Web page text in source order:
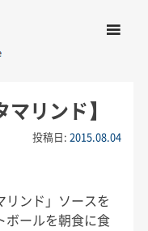
ー
ツへ移動
リンド】
投稿日:2015.08.04
リンド」ソースを
ボールを朝食に食